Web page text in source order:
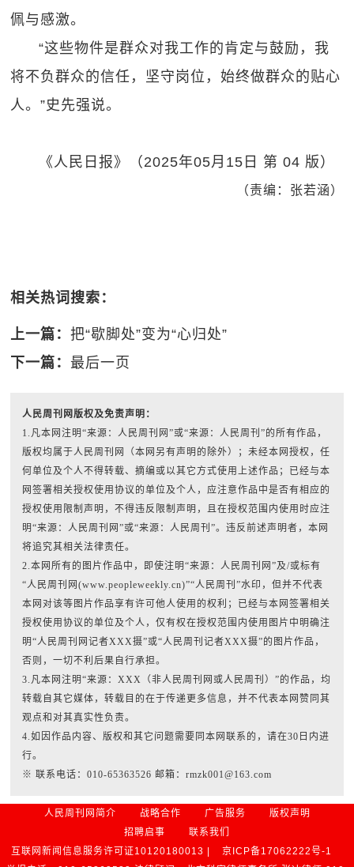
佩与感激。
“这些物件是群众对我工作的肯定与鼓励，我
将不负群众的信任，坚守岗位，始终做群众的贴心
人。”史先强说。
《人民日报》（2025年05月15日 第 04 版）
（责编：张若涵）
相关热词搜索：
上一篇：把“歇脚处”变为“心归处”
下一篇：最后一页
人民周刊网版权及免责声明：
1.凡本网注明“来源：人民周刊网”或“来源：人民周刊”的所有作品，
版权均属于人民周刊网（本网另有声明的除外）；未经本网授权，任
何单位及个人不得转载、摘编或以其它方式使用上述作品；已经与本
网签署相关授权使用协议的单位及个人，应注意作品中是否有相应的
授权使用限制声明，不得违反限制声明，且在授权范围内使用时应注
明“来源：人民周刊网”或“来源：人民周刊”。违反前述声明者，本网
将追究其相关法律责任。
2.本网所有的图片作品中，即使注明“来源：人民周刊网”及/或标有
“人民周刊网(www.peopleweekly.cn)”“人民周刊”水印，但并不代表
本网对该等图片作品享有许可他人使用的权利；已经与本网签署相关
授权使用协议的单位及个人，仅有权在授权范围内使用图片中明确注
明“人民周刊网记者XXX摄”或“人民周刊记者XXX摄”的图片作品，
否则，一切不利后果自行承担。
3.凡本网注明“来源：XXX（非人民周刊网或人民周刊）”的作品，均
转载自其它媒体，转载目的在于传递更多信息，并不代表本网赞同其
观点和对其真实性负责。
4.如因作品内容、版权和其它问题需要同本网联系的，请在30日内进
行。
※ 联系电话：010-65363526 邮箱：rmzk001@163.com
人民周刊网简介 战略合作 广告服务
版权声明
招聘启事
联系我们
互联网新闻信息服务许可证10120180013 |
京ICP备17062222号-1